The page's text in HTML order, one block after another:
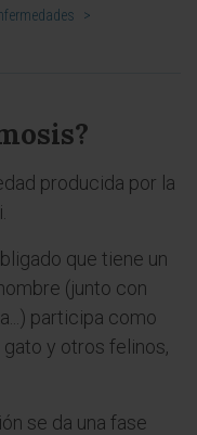
>
producida por la
que tiene un
(junto con
participa como
y otros felinos,
se da una fase